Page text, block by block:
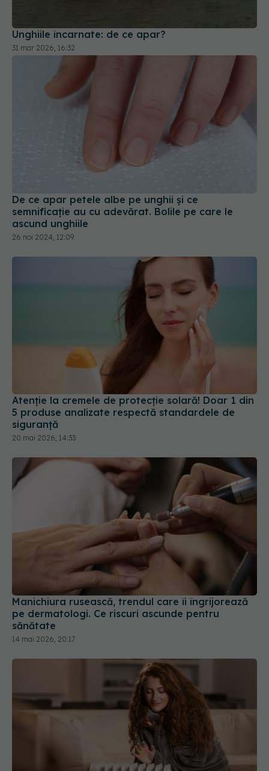
De ce apar petele albe pe unghii și ce
26 noi 2024, 12:09
Atenție la cremele de protecție solară! Doar 1 din
5 produse analizate respectă standardele de
siguranță
20 mai 2026, 14:33
Manichiura rusească, trendul care îi îngrijorează
pe dermatologi. Ce riscuri ascunde pentru
sănătate
14 mai 2026, 20:17